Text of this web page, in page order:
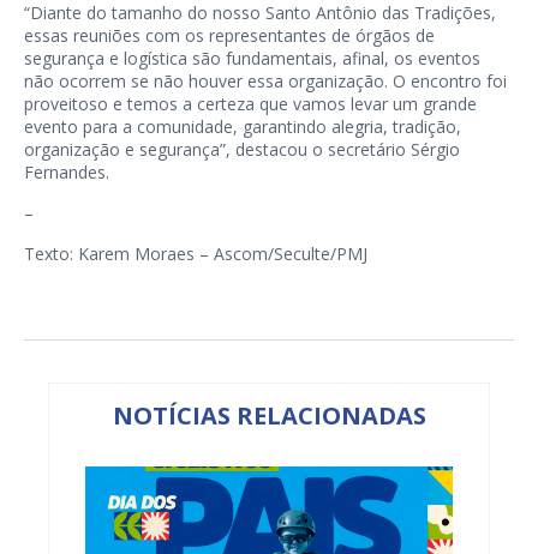
“Diante do tamanho do nosso Santo Antônio das Tradições,
essas reuniões com os representantes de órgãos de
segurança e logística são fundamentais, afinal, os eventos
não ocorrem se não houver essa organização. O encontro foi
proveitoso e temos a certeza que vamos levar um grande
evento para a comunidade, garantindo alegria, tradição,
organização e segurança”, destacou o secretário Sérgio
Fernandes.
–
Texto: Karem Moraes – Ascom/Seculte/PMJ
NOTÍCIAS RELACIONADAS